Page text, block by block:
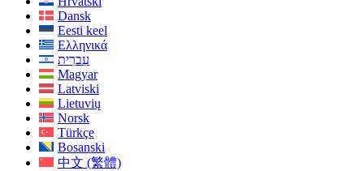
Dansk
Eesti keel
Ελληνικά
עִברִית
Magyar
Latviski
Lietuvių
Norsk
Türkçe
Bosanski
中文 (繁體)